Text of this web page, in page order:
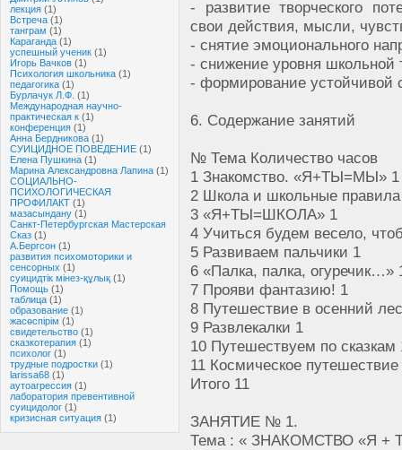
лекция (1)
Встреча (1)
танграм (1)
Караганда (1)
успешный ученик (1)
Игорь Вачков (1)
Психология школьника (1)
педагогика (1)
Бурлачук Л.Ф. (1)
Международная научно-
практическая к (1)
конференция (1)
Анна Бердникова (1)
СУИЦИДНОЕ ПОВЕДЕНИЕ (1)
Елена Пушкина (1)
Марина Александровна Лапина (1)
СОЦИАЛЬНО-
ПСИХОЛОГИЧЕСКАЯ
ПРОФИЛАКТ (1)
мазасындану (1)
Санкт-Петербургская Мастерская
Сказ (1)
А.Бергсон (1)
развития психомоторики и
сенсорных (1)
суицидтік мінез-құлық (1)
Помощь (1)
таблица (1)
образование (1)
жасөспірім (1)
свидетельство (1)
сказкотерапия (1)
психолог (1)
трудные подростки (1)
larissa68 (1)
аутоагрессия (1)
лаборатория превентивной
суицидолог (1)
кризисная ситуация (1)
- развитие творческого
свои действия, мысли,
- снятие эмоционального
- снижение уровня школьной
- формирование устойчивой
6. Содержание занятий
№ Тема Количество часов
1 Знакомство. «Я+ТЫ=МЫ» 1
2 Школа и школьные
3 «Я+ТЫ=ШКОЛА» 1
4 Учиться будем весело,
5 Развиваем пальчики 1
6 «Палка, палка, огуречик…»
7 Прояви фантазию! 1
8 Путешествие в осенний
9 Развлекалки 1
10 Путешествуем по сказкам
11 Космическое путешествие
Итого 11
ЗАНЯТИЕ № 1.
Тема : « ЗНАКОМСТВО «Я +